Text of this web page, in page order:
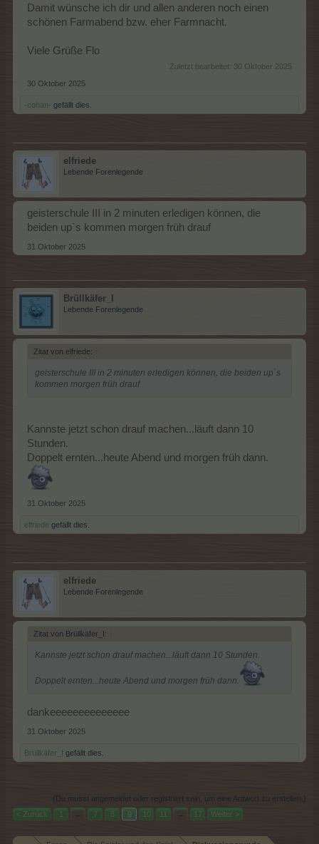
Damit wünsche ich dir und allen anderen noch einen
schönen Farmabend bzw. eher Farmnacht.
Viele Grüße Flo
Zuletzt bearbeitet: 30 Oktober 2025
30 Oktober 2025
-cohan- gefällt dies.
elfriede
Lebende Forenlegende
geisterschule III in 2 minuten erledigen können, die
beiden up`s kommen morgen früh drauf
31 Oktober 2025
Brüllkäfer_I
Lebende Forenlegende
Zitat von elfriede: ↑
geisterschule III in 2 minuten erledigen können, die beiden up`s
kommen morgen früh drauf
Kannste jetzt schon drauf machen...läuft dann 10
Stunden.
Doppelt ernten...heute Abend und morgen früh dann.
31 Oktober 2025
elfriede gefällt dies.
elfriede
Lebende Forenlegende
Zitat von Brüllkäfer_I: ↑
Kannste jetzt schon drauf machen...läuft dann 10 Stunden.
Doppelt ernten...heute Abend und morgen früh dann.
dankeeeeeeeeeeeeee
31 Oktober 2025
Brüllkäfer_I gefällt dies.
(Du musst angemeldet oder registriert sein, um eine Antwort zu erstellen.)
< Zurück
1 ← 7 8 9 10 11 → 17 Weiter >